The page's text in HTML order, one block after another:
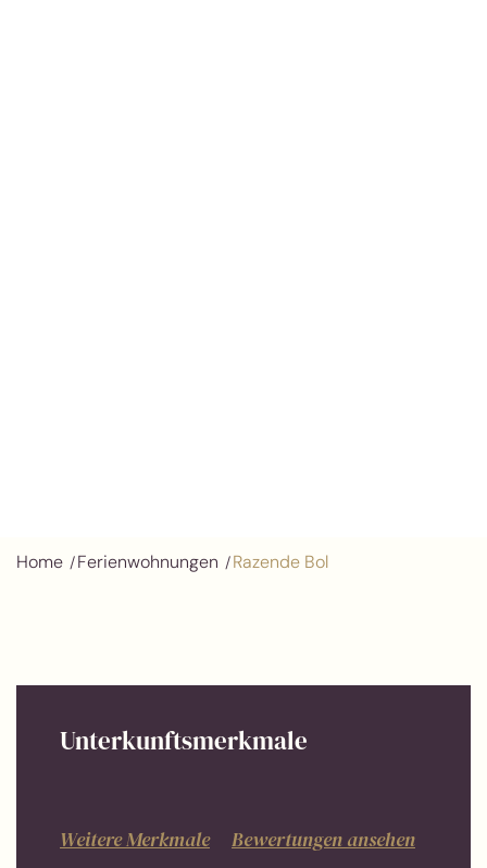
Home Ferienwohnungen Razende Bol
Unterkunftsmerkmale
Weitere Merkmale Bewertungen ansehen